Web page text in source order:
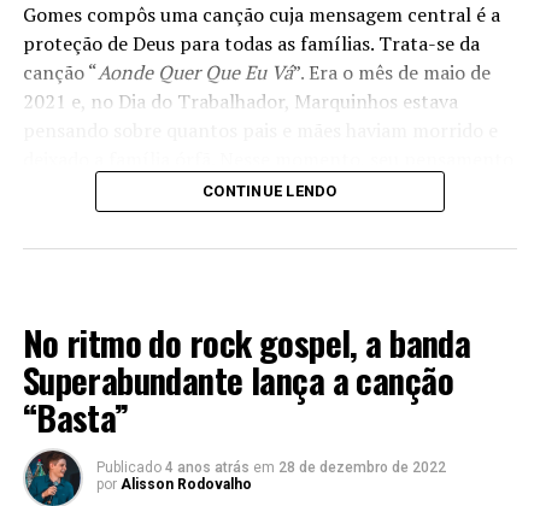
Gomes compôs uma canção cuja mensagem central é a
proteção de Deus para todas as famílias. Trata-se da
canção “Aonde Quer Que Eu Vá”. Era o mês de maio de
2021 e, no Dia do Trabalhador, Marquinhos estava
se voltou para Deus, “o único que está sempre ao nosso
lado, que, mesmo em meio ao sofrimento, Ele é o
fundamento que não nos deixa sucumbir. Jesus disse: ‘Eu
canção nos dá a certeza de que Jesus está do nosso lado
iluminando o nosso caminho e dissipando trevas,
incertezas e medos. Ele inspira os nossos pensamentos
para tudo e nos sustenta nos momentos mais difíceis.
Jesus é a luz que nos guia para a solução dos problemas
que temos de enfrentar e vencer todos os dias.”
CONTINUE LENDO
No ritmo do rock gospel, a banda
Superabundante lança a canção
“Basta”
Publicado 4 anos atrás em 28 de dezembro de 2022
por Alisson Rodovalho